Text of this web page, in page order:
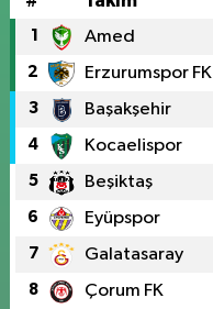
1 Amed
2 Erzurumspor FK
3 Başakşehir
4 Kocaelispor
5 Beşiktaş
6 Eyüpspor
7 Galatasaray
8 Çorum FK